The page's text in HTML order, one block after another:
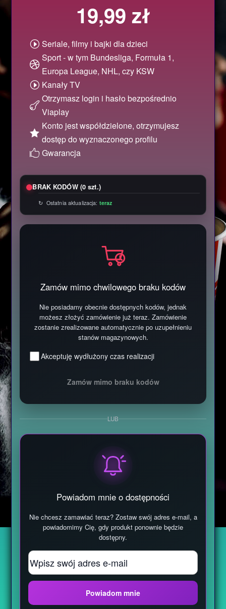
19,99 zł
I Seriale, filmy i bajki dla dzieci

Sport - w tym Bundesliga, Formuła 1,
Europa League, NHL, czy KSW
I Kanały TV

Otrzymasz login i hasło bezpośrednio
Viaplay

Konto jest współdzielone, otrzymujesz
dostęp do wyznaczonego profilu
 Gwarancja
BRAK KODÓW (0 szt.)
↻ Ostatnia aktualizacja: teraz
Zamów mimo chwilowego braku kodów
Nie posiadamy obecnie dostępnych kodów, jednak
możesz złożyć zamówienie już teraz. Zamówienie
zostanie zrealizowane automatycznie po uzupełnieniu
stanów magazynowych.
Akceptuję wydłużony czas realizacji
Zamów mimo braku kodów
LUB
Powiadom mnie o dostępności
Nie chcesz zamawiać teraz? Zostaw swój adres e-mail, a
powiadomimy Cię, gdy produkt ponownie będzie
dostępny.
Powiadom mnie